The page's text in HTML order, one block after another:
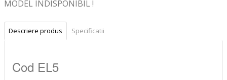
MODEL INDISPONIBIL !
Descriere produs Specificatii
Cod EL5